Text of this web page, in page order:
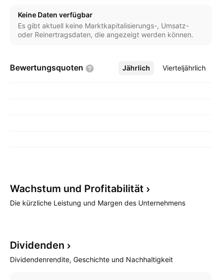
Keine Daten verfügbar
Es gibt aktuell keine Marktkapitalisierungs-, Umsatz-
oder Reinertragsdaten, die angezeigt werden können.
Bewertungsquoten Jährlich Vierteljährlich
Mehr
Wachstum und Profitabilität
Die kürzliche Leistung und Margen des Unternehmens
Dividenden
Dividendenrendite, Geschichte und Nachhaltigkeit